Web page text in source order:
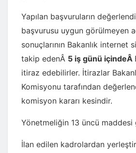
Yapılan başvuruların
başvurusu uygun görülmeyen
sonuçlarının Bakanlık internet
takip edenÂ 5 iş günü içindeÂ
itiraz edebilirler. İtirazlar
Komisyonu tarafından
komisyon kararı kesindir.
Yönetmeliğin 13 üncü maddesi
İlan edilen kadrolardan